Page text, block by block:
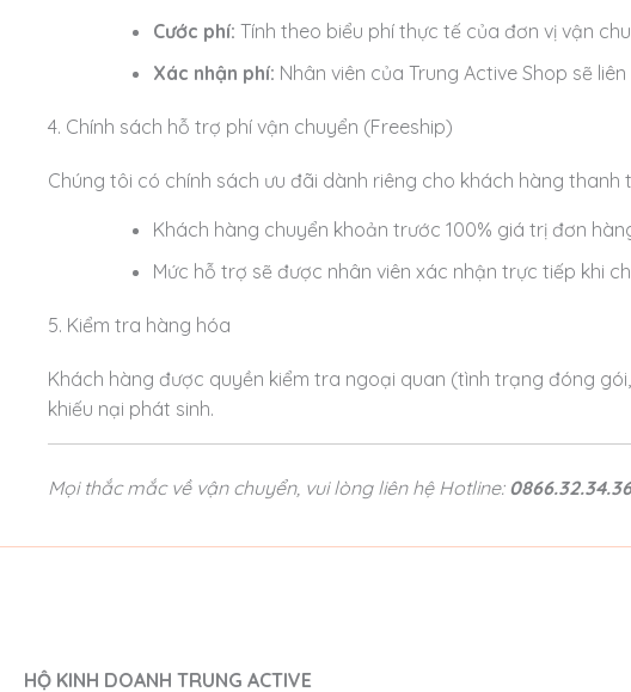
Cước phí: Tính theo biểu phí thực tế của đơn vị vận
Xác nhận phí: Nhân viên của Trung Active Shop sẽ
4. Chính sách hỗ trợ phí vận chuyển (Freeship)
Chúng tôi có chính sách ưu đãi dành riêng cho khách hàng
Khách hàng chuyển khoản trước 100% giá trị đơn
Mức hỗ trợ sẽ được nhân viên xác nhận trực tiếp khi
5. Kiểm tra hàng hóa
Khách hàng được quyền kiểm tra ngoại quan (tình trạng đóng
khiếu nại phát sinh.
Mọi thắc mắc về vận chuyển, vui lòng liên hệ Hotline: 0866.32.34.36
HỘ KINH DOANH TRUNG ACTIVE